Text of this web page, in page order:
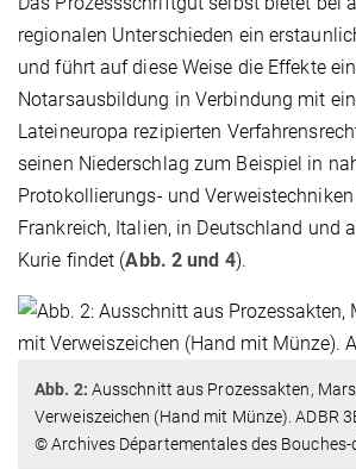
regionalen Unterschieden ein
und führt auf diese Weise die Effekte
Notarsausbildung in Verbindung mit
Lateineuropa rezipierten
seinen Niederschlag zum Beispiel in
Protokollierungs- und
Frankreich, Italien, in Deutschland und
Kurie findet (Abb. 2 und 4).
Abb. 2: Ausschnitt aus Prozessakten,
Verweiszeichen (Hand mit Münze). ADBR
© Archives Départementales des Bouches-